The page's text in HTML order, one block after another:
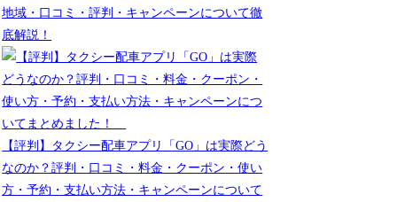
地域・口コミ・評判・キャンペーンについて徹
底解説！
【評判】タクシー配車アプリ「GO」は実際どう
なのか？評判・口コミ・料金・クーポン・使い
方・予約・支払い方法・キャンペーンについて